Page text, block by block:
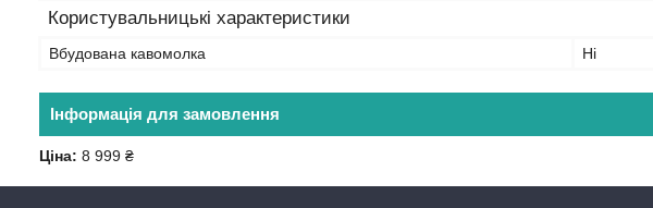
Користувальницькі характеристики
Вбудована кавомолка Ні
Інформація для замовлення
Ціна: 8 999 ₴